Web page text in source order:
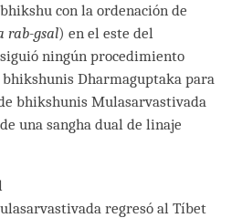
con la ordenación de
rab-gsal) en el este del
ningún procedimiento
Dharmaguptaka para
bhikshunis Mulasarvastivada
una sangha dual de linaje
regresó al Tíbet